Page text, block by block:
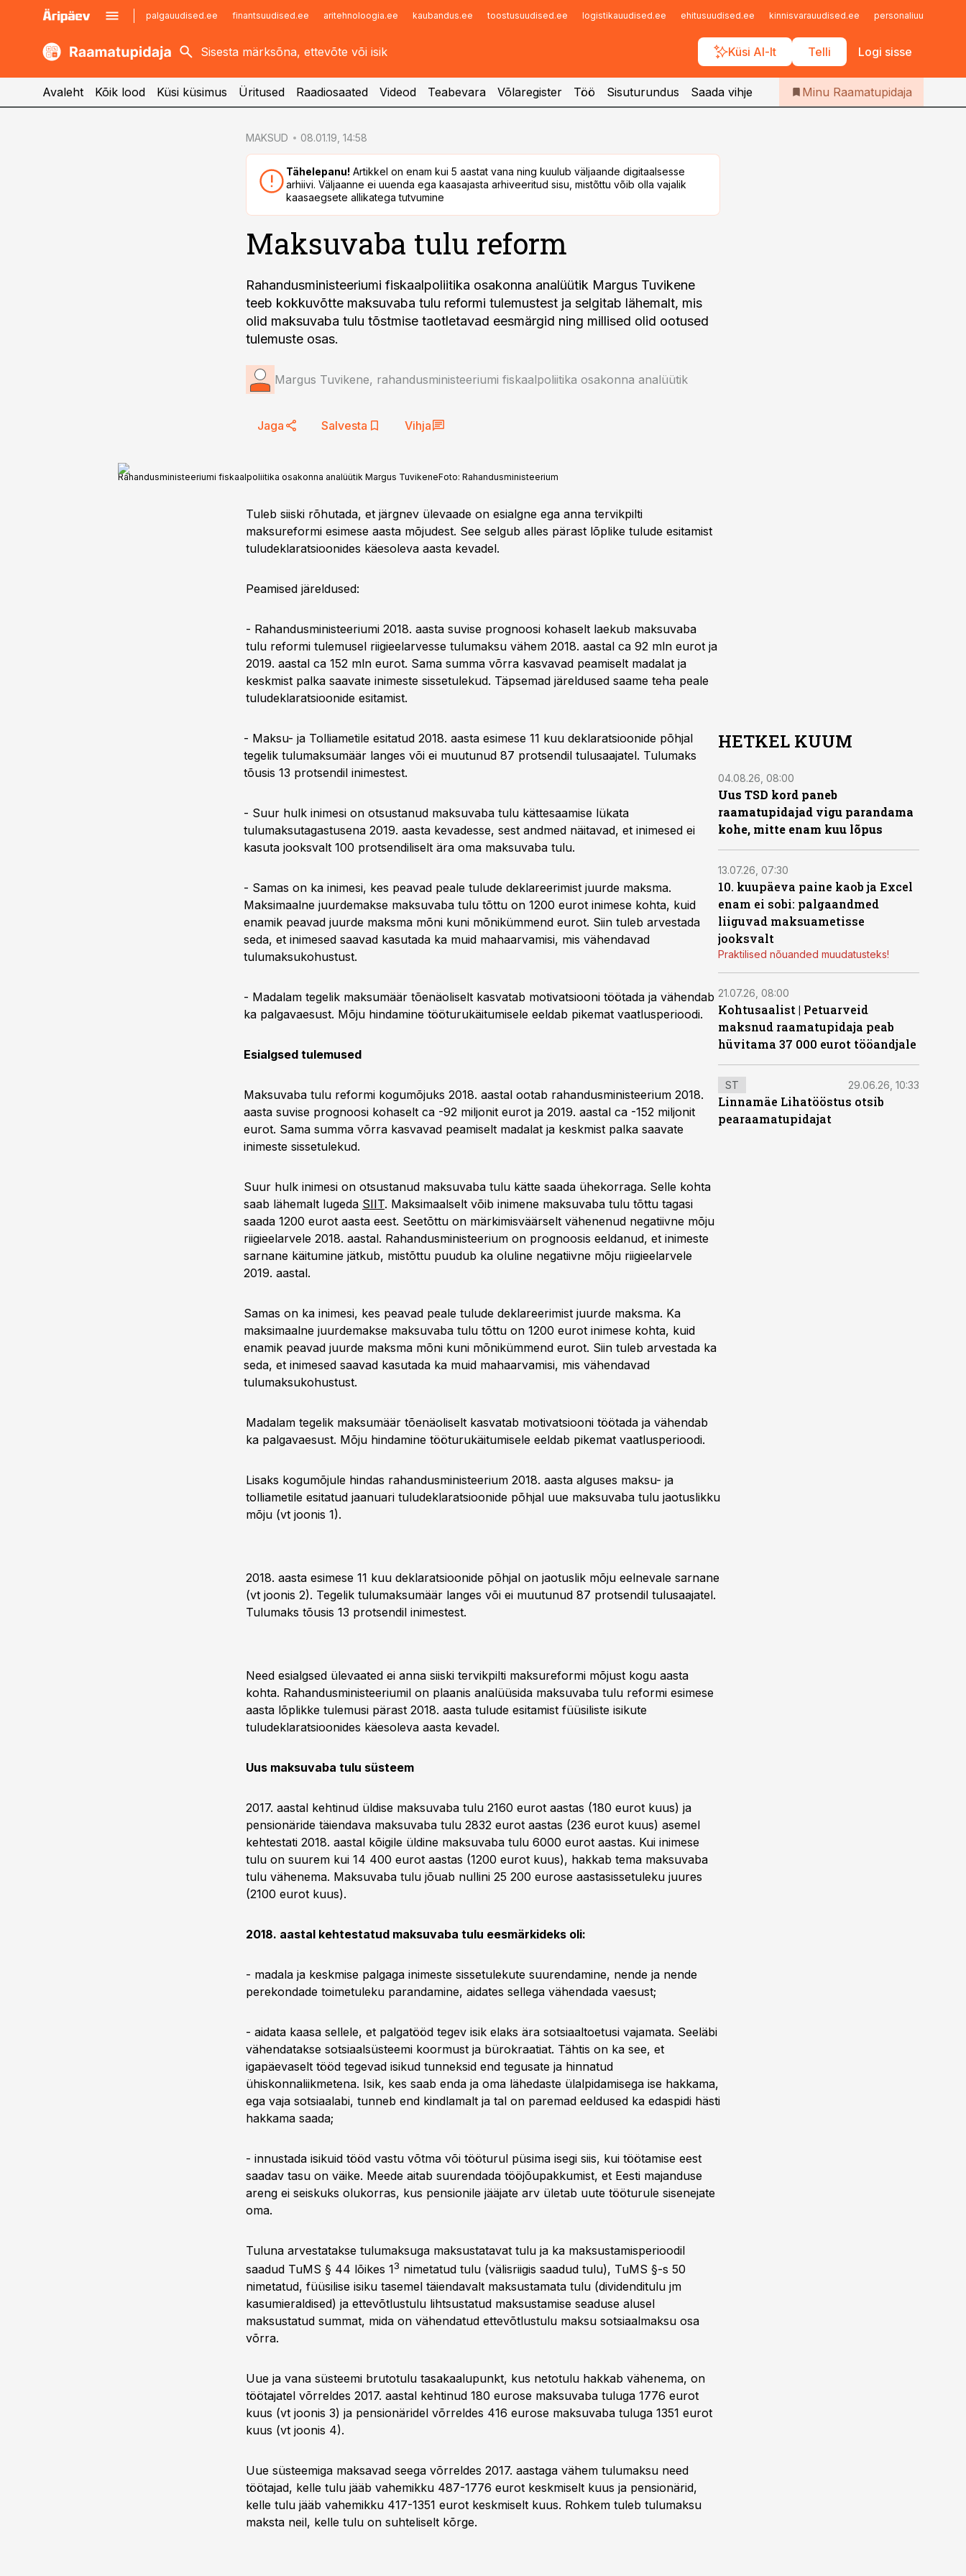
palgauudised.ee finantsuudised.ee aritehnoloogia.ee kaubandus.ee toostusuudised.ee logistikauudised.ee ehitusuudised.ee kinnisvarauudised.ee personaliuudised.ee
Küsi AI-lt Telli Logi sisse
kaubandus.ee
kinnisvarauudised.ee
imelineajalugu.ee
Infopank
Iseteenindus
Telli Raamatupidaja
Avaleht Kõik lood Küsi küsimus Üritused Raadiosaated Videod Teabevara Võlaregister Töö Sisuturundus Saada vihje Minu Raamatupidaja
MAKSUD 08.01.19, 14:58
Tähelepanu! Artikkel on enam kui 5 aastat vana ning kuulub väljaande digitaalsesse
arhiivi. Väljaanne ei uuenda ega kaasajasta arhiveeritud sisu, mistõttu võib olla vajalik
kaasaegsete allikatega tutvumine
Maksuvaba tulu reform
Rahandusministeeriumi fiskaalpoliitika osakonna analüütik Margus Tuvikene
teeb kokkuvõtte maksuvaba tulu reformi tulemustest ja selgitab lähemalt, mis
olid maksuvaba tulu tõstmise taotletavad eesmärgid ning millised olid ootused
tulemuste osas.
Margus Tuvikene, rahandusministeeriumi fiskaalpoliitika osakonna analüütik
Jaga Salvesta Vihja
Rahandusministeeriumi fiskaalpoliitika osakonna analüütik Margus TuvikeneFoto: Rahandusministeerium
Tuleb siiski rõhutada, et järgnev ülevaade on esialgne ega anna tervikpilti
maksureformi esimese aasta mõjudest. See selgub alles pärast lõplike tulude esitamist
tuludeklaratsioonides käesoleva aasta kevadel.
Peamised järeldused:
- Rahandusministeeriumi 2018. aasta suvise prognoosi kohaselt laekub maksuvaba
tulu reformi tulemusel riigieelarvesse tulumaksu vähem 2018. aastal ca 92 mln eurot ja
2019. aastal ca 152 mln eurot. Sama summa võrra kasvavad peamiselt madalat ja
keskmist palka saavate inimeste sissetulekud. Täpsemad järeldused saame teha peale
tuludeklaratsioonide esitamist.
- Maksu- ja Tolliametile esitatud 2018. aasta esimese 11 kuu deklaratsioonide põhjal
tegelik tulumaksumäär langes või ei muutunud 87 protsendil tulusaajatel. Tulumaks
tõusis 13 protsendil inimestest.
- Suur hulk inimesi on otsustanud maksuvaba tulu kättesaamise lükata
tulumaksutagastusena 2019. aasta kevadesse, sest andmed näitavad, et inimesed ei
kasuta jooksvalt 100 protsendiliselt ära oma maksuvaba tulu.
- Samas on ka inimesi, kes peavad peale tulude deklareerimist juurde maksma.
Maksimaalne juurdemakse maksuvaba tulu tõttu on 1200 eurot inimese kohta, kuid
enamik peavad juurde maksma mõni kuni mõnikümmend eurot. Siin tuleb arvestada
seda, et inimesed saavad kasutada ka muid mahaarvamisi, mis vähendavad
tulumaksukohustust.
- Madalam tegelik maksumäär tõenäoliselt kasvatab motivatsiooni töötada ja vähendab
ka palgavaesust. Mõju hindamine tööturukäitumisele eeldab pikemat vaatlusperioodi.
Esialgsed tulemused
Maksuvaba tulu reformi kogumõjuks 2018. aastal ootab rahandusministeerium 2018.
aasta suvise prognoosi kohaselt ca -92 miljonit eurot ja 2019. aastal ca -152 miljonit
eurot. Sama summa võrra kasvavad peamiselt madalat ja keskmist palka saavate
inimeste sissetulekud.
Suur hulk inimesi on otsustanud maksuvaba tulu kätte saada ühekorraga. Selle kohta
saab lähemalt lugeda SIIT. Maksimaalselt võib inimene maksuvaba tulu tõttu tagasi
saada 1200 eurot aasta eest. Seetõttu on märkimisväärselt vähenenud negatiivne mõju
riigieelarvele 2018. aastal. Rahandusministeerium on prognoosis eeldanud, et inimeste
sarnane käitumine jätkub, mistõttu puudub ka oluline negatiivne mõju riigieelarvele
2019. aastal.
Samas on ka inimesi, kes peavad peale tulude deklareerimist juurde maksma. Ka
maksimaalne juurdemakse maksuvaba tulu tõttu on 1200 eurot inimese kohta, kuid
enamik peavad juurde maksma mõni kuni mõnikümmend eurot. Siin tuleb arvestada ka
seda, et inimesed saavad kasutada ka muid mahaarvamisi, mis vähendavad
tulumaksukohustust.
HETKEL KUUM
04.08.26, 08:00
Uus TSD kord paneb
raamatupidajad vigu parandama
kohe, mitte enam kuu lõpus
13.07.26, 07:30
10. kuupäeva paine kaob ja Excel
enam ei sobi: palgaandmed
liiguvad maksuametisse
jooksvalt
Praktilised nõuanded muudatusteks!
21.07.26, 08:00
Kohtusaalist | Petuarveid
maksnud raamatupidaja peab
hüvitama 37 000 eurot tööandjale
ST 29.06.26, 10:33
Linnamäe Lihatööstus otsib
pearaamatupidajat
Madalam tegelik maksumäär tõenäoliselt kasvatab motivatsiooni töötada ja vähendab
ka palgavaesust. Mõju hindamine tööturukäitumisele eeldab pikemat vaatlusperioodi.
Lisaks kogumõjule hindas rahandusministeerium 2018. aasta alguses maksu- ja
tolliametile esitatud jaanuari tuludeklaratsioonide põhjal uue maksuvaba tulu jaotuslikku
mõju (vt joonis 1).
2018. aasta esimese 11 kuu deklaratsioonide põhjal on jaotuslik mõju eelnevale sarnane
(vt joonis 2). Tegelik tulumaksumäär langes või ei muutunud 87 protsendil tulusaajatel.
Tulumaks tõusis 13 protsendil inimestest.
Need esialgsed ülevaated ei anna siiski tervikpilti maksureformi mõjust kogu aasta
kohta. Rahandusministeeriumil on plaanis analüüsida maksuvaba tulu reformi esimese
aasta lõplikke tulemusi pärast 2018. aasta tulude esitamist füüsiliste isikute
tuludeklaratsioonides käesoleva aasta kevadel.
Uus maksuvaba tulu süsteem
2017. aastal kehtinud üldise maksuvaba tulu 2160 eurot aastas (180 eurot kuus) ja
pensionäride täiendava maksuvaba tulu 2832 eurot aastas (236 eurot kuus) asemel
kehtestati 2018. aastal kõigile üldine maksuvaba tulu 6000 eurot aastas. Kui inimese
tulu on suurem kui 14 400 eurot aastas (1200 eurot kuus), hakkab tema maksuvaba
tulu vähenema. Maksuvaba tulu jõuab nullini 25 200 eurose aastasissetuleku juures
(2100 eurot kuus).
2018. aastal kehtestatud maksuvaba tulu eesmärkideks oli:
- madala ja keskmise palgaga inimeste sissetulekute suurendamine, nende ja nende
perekondade toimetuleku parandamine, aidates sellega vähendada vaesust;
- aidata kaasa sellele, et palgatööd tegev isik elaks ära sotsiaaltoetusi vajamata. Seeläbi
vähendatakse sotsiaalsüsteemi koormust ja bürokraatiat. Tähtis on ka see, et
igapäevaselt tööd tegevad isikud tunneksid end tegusate ja hinnatud
ühiskonnaliikmetena. Isik, kes saab enda ja oma lähedaste ülalpidamisega ise hakkama,
ega vaja sotsiaalabi, tunneb end kindlamalt ja tal on paremad eeldused ka edaspidi hästi
hakkama saada;
- innustada isikuid tööd vastu võtma või tööturul püsima isegi siis, kui töötamise eest
saadav tasu on väike. Meede aitab suurendada tööjõupakkumist, et Eesti majanduse
areng ei seiskuks olukorras, kus pensionile jääjate arv ületab uute tööturule sisenejate
oma.
Tuluna arvestatakse tulumaksuga maksustatavat tulu ja ka maksustamisperioodil
saadud TuMS § 44 lõikes 13 nimetatud tulu (välisriigis saadud tulu), TuMS §-s 50
nimetatud, füüsilise isiku tasemel täiendavalt maksustamata tulu (dividenditulu jm
kasumieraldised) ja ettevõtlustulu lihtsustatud maksustamise seaduse alusel
maksustatud summat, mida on vähendatud ettevõtlustulu maksu sotsiaalmaksu osa
võrra.
Uue ja vana süsteemi brutotulu tasakaalupunkt, kus netotulu hakkab vähenema, on
töötajatel võrreldes 2017. aastal kehtinud 180 eurose maksuvaba tuluga 1776 eurot
kuus (vt joonis 3) ja pensionäridel võrreldes 416 eurose maksuvaba tuluga 1351 eurot
kuus (vt joonis 4).
Uue süsteemiga maksavad seega võrreldes 2017. aastaga vähem tulumaksu need
töötajad, kelle tulu jääb vahemikku 487-1776 eurot keskmiselt kuus ja pensionärid,
kelle tulu jääb vahemikku 417-1351 eurot keskmiselt kuus. Rohkem tuleb tulumaksu
maksta neil, kelle tulu on suhteliselt kõrge.